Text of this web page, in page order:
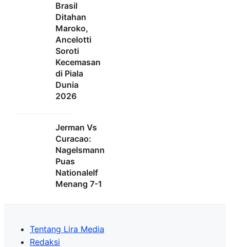
Brasil
Ditahan
Maroko,
Ancelotti
Soroti
Kecemasan
di Piala
Dunia
2026
Jerman Vs
Curacao:
Nagelsmann
Puas
Nationalelf
Menang 7-1
Tentang Lira Media
Redaksi